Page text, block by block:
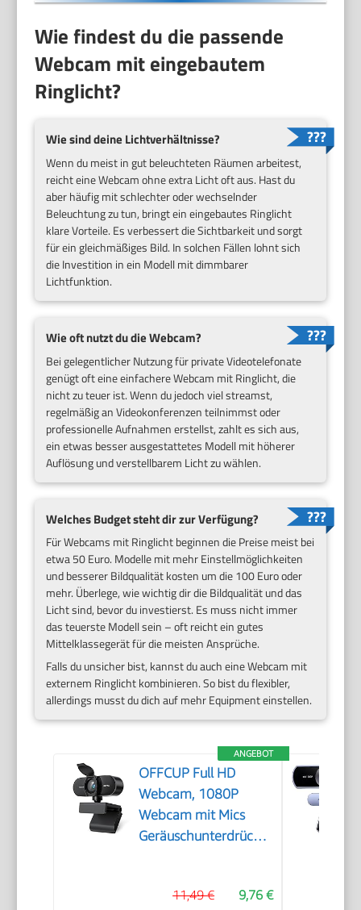
Wie findest du die passende
Webcam mit eingebautem
Ringlicht?
Wie sind deine Lichtverhältnisse?
Wenn du meist in gut beleuchteten Räumen arbeitest,
reicht eine Webcam ohne extra Licht oft aus. Hast du
aber häufig mit schlechter oder wechselnder
Beleuchtung zu tun, bringt ein eingebautes Ringlicht
klare Vorteile. Es verbessert die Sichtbarkeit und sorgt
für ein gleichmäßiges Bild. In solchen Fällen lohnt sich
die Investition in ein Modell mit dimmbarer
Lichtfunktion.
Wie oft nutzt du die Webcam?
Bei gelegentlicher Nutzung für private Videotelefonate
genügt oft eine einfachere Webcam mit Ringlicht, die
nicht zu teuer ist. Wenn du jedoch viel streamst,
regelmäßig an Videokonferenzen teilnimmst oder
professionelle Aufnahmen erstellst, zahlt es sich aus,
ein etwas besser ausgestattetes Modell mit höherer
Auflösung und verstellbarem Licht zu wählen.
Welches Budget steht dir zur Verfügung?
Für Webcams mit Ringlicht beginnen die Preise meist bei
etwa 50 Euro. Modelle mit mehr Einstellmöglichkeiten
und besserer Bildqualität kosten um die 100 Euro oder
mehr. Überlege, wie wichtig dir die Bildqualität und das
Licht sind, bevor du investierst. Es muss nicht immer
das teuerste Modell sein – oft reicht ein gutes
Mittelklassegerät für die meisten Ansprüche.
Falls du unsicher bist, kannst du auch eine Webcam mit
externem Ringlicht kombinieren. So bist du flexibler,
allerdings musst du dich auf mehr Equipment einstellen.
ANGEBOT
OFFCUP Full HD
Webcam, 1080P
Webcam mit Mics
Geräuschunterdrückung,
Kamera für PC Laptop
9,76 €
11,49 €